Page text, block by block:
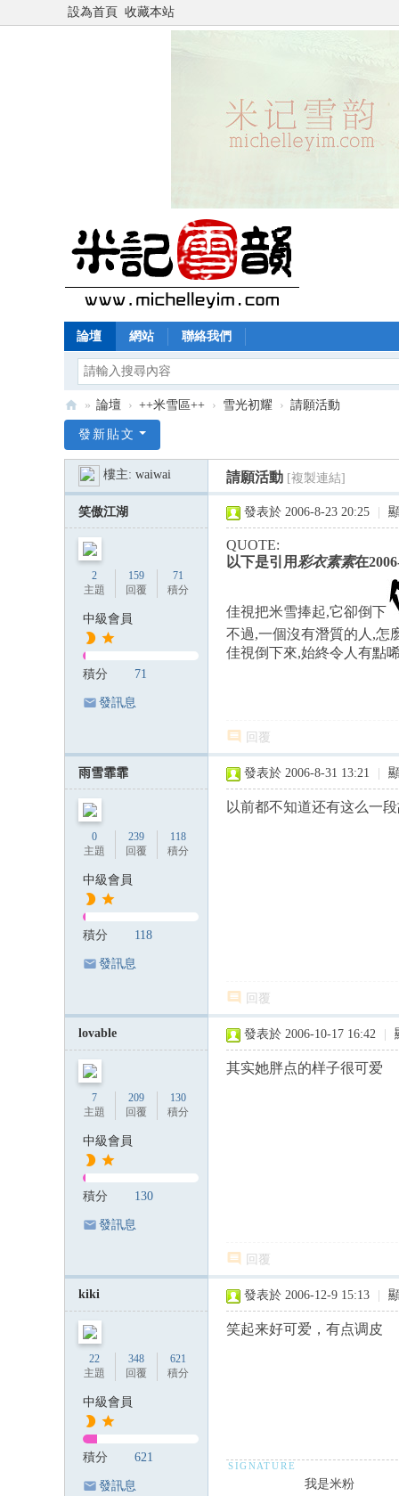
設為首頁 收藏本站
論壇 網站 聯絡我們
米
:::
» 論壇 › ++米雪區++ › 雪光初耀 › 請願活動
發新貼文
樓主: waiwai 請願活動 [複製連結]
笑傲江湖
2
主題
159
回覆
71
積分
中級會員
積分 71
發訊息
發表於 2006-8-23 20:25
QUOTE:
以下是引用 彩衣素素在
佳視把米雪捧起,它卻倒下
不過,一個沒有潛質的人,怎
佳視倒下來,始終令人有點
回覆
雨雪霏霏
0
主題
239
回覆
118
積分
中級會員
積分 118
發訊息
發表於 2006-8-31 13:21
以前都不知道还有这么一
回覆
lovable
7
主題
209
回覆
130
積分
中級會員
積分 130
發訊息
發表於 2006-10-17 16:42
其实她胖点的样子很可爱
回覆
kiki
22
主題
348
回覆
621
積分
中級會員
積分 621
發訊息
發表於 2006-12-9 15:13
笑起来好可爱，有点调皮
我是米粉